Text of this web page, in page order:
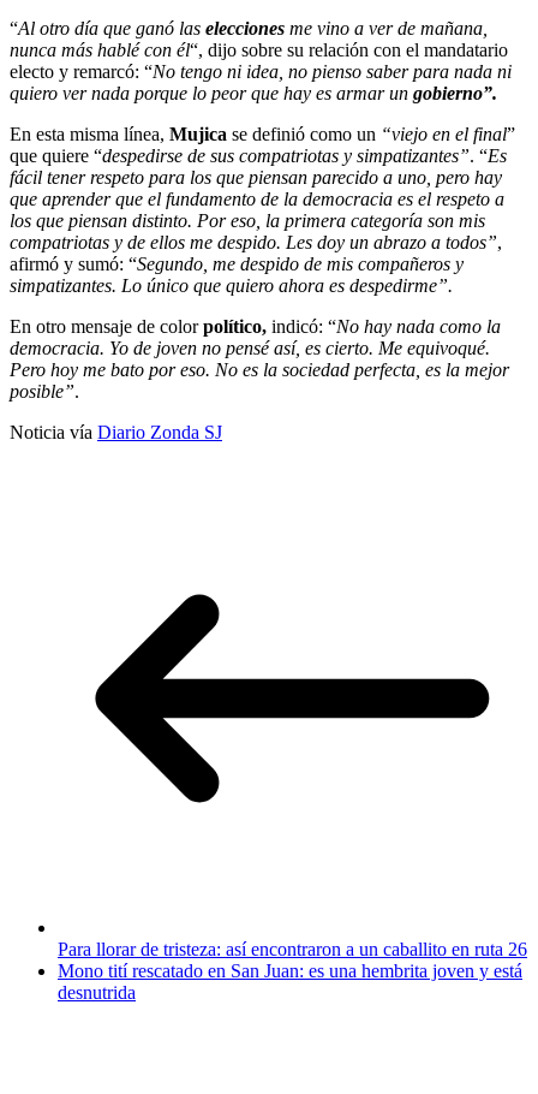
“Al otro día que ganó las elecciones me vino a ver de mañana,
nunca más hablé con él“, dijo sobre su relación con el mandatario
electo y remarcó: “No tengo ni idea, no pienso saber para nada ni
quiero ver nada porque lo peor que hay es armar un gobierno”.
En esta misma línea, Mujica se definió como un “viejo en el final”
que quiere “despedirse de sus compatriotas y simpatizantes”. “Es
fácil tener respeto para los que piensan parecido a uno, pero hay
que aprender que el fundamento de la democracia es el respeto a
los que piensan distinto. Por eso, la primera categoría son mis
compatriotas y de ellos me despido. Les doy un abrazo a todos”,
afirmó y sumó: “Segundo, me despido de mis compañeros y
simpatizantes. Lo único que quiero ahora es despedirme”.
En otro mensaje de colorpolítico, indicó: “No hay nada como la
democracia. Yo de joven no pensé así, es cierto. Me equivoqué.
Pero hoy me bato por eso. No es la sociedad perfecta, es la mejor
posible”.
Noticia vía Diario Zonda SJ
Para llorar de tristeza: así encontraron a un caballito en ruta 26
Mono tití rescatado en San Juan: es una hembrita joven y está
desnutrida